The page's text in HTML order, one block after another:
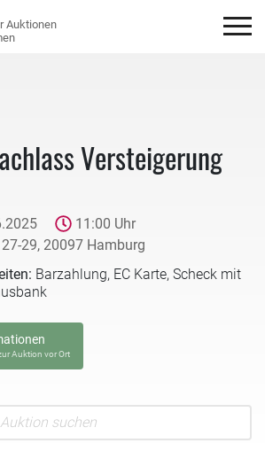
Versteigerung
11:00 Uhr
29, 20097 Hamburg
Barzahlung, EC Karte, Scheck mit
Auktion vor Ort